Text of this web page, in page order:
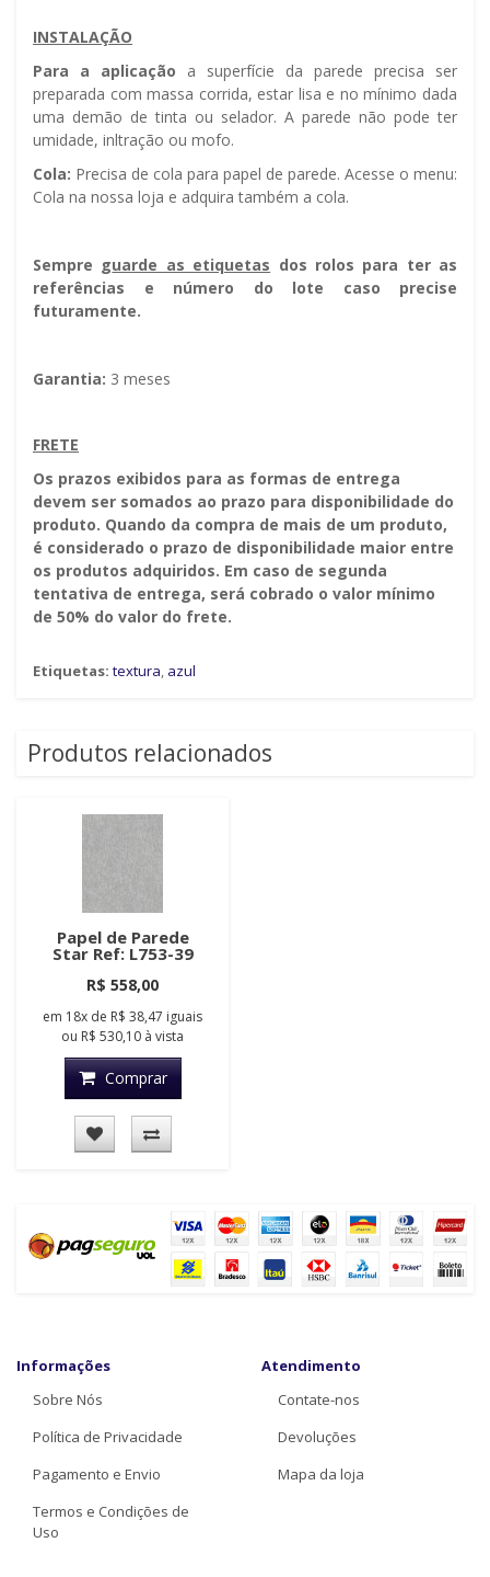
INSTALAÇÃO
Para a aplicação a superfície da parede precisa ser
preparada com massa corrida, estar lisa e no mínimo dada
uma demão de tinta ou selador. A parede não pode ter
umidade, infiltração ou mofo.
Cola: Precisa de cola para papel de parede. Acesse o menu:
Cola na nossa loja e adquira também a cola.
Sempre guarde as etiquetas dos rolos para ter as
referências e número do lote caso precise
futuramente.
Garantia: 3 meses
FRETE
Os prazos exibidos para as formas de entrega
devem ser somados ao prazo para disponibilidade do
produto. Quando da compra de mais de um produto,
é considerado o prazo de disponibilidade maior entre
os produtos adquiridos. Em caso de segunda
tentativa de entrega, será cobrado o valor mínimo
de 50% do valor do frete.
Etiquetas: textura, azul
Produtos relacionados
Papel de Parede
Star Ref: L753-39
R$ 558,00
em 18x de R$ 38,47 iguais
ou R$ 530,10 à vista
Comprar
Informações
Sobre Nós
Política de Privacidade
Pagamento e Envio
Termos e Condições de
Uso
Atendimento
Contate-nos
Devoluções
Mapa da loja